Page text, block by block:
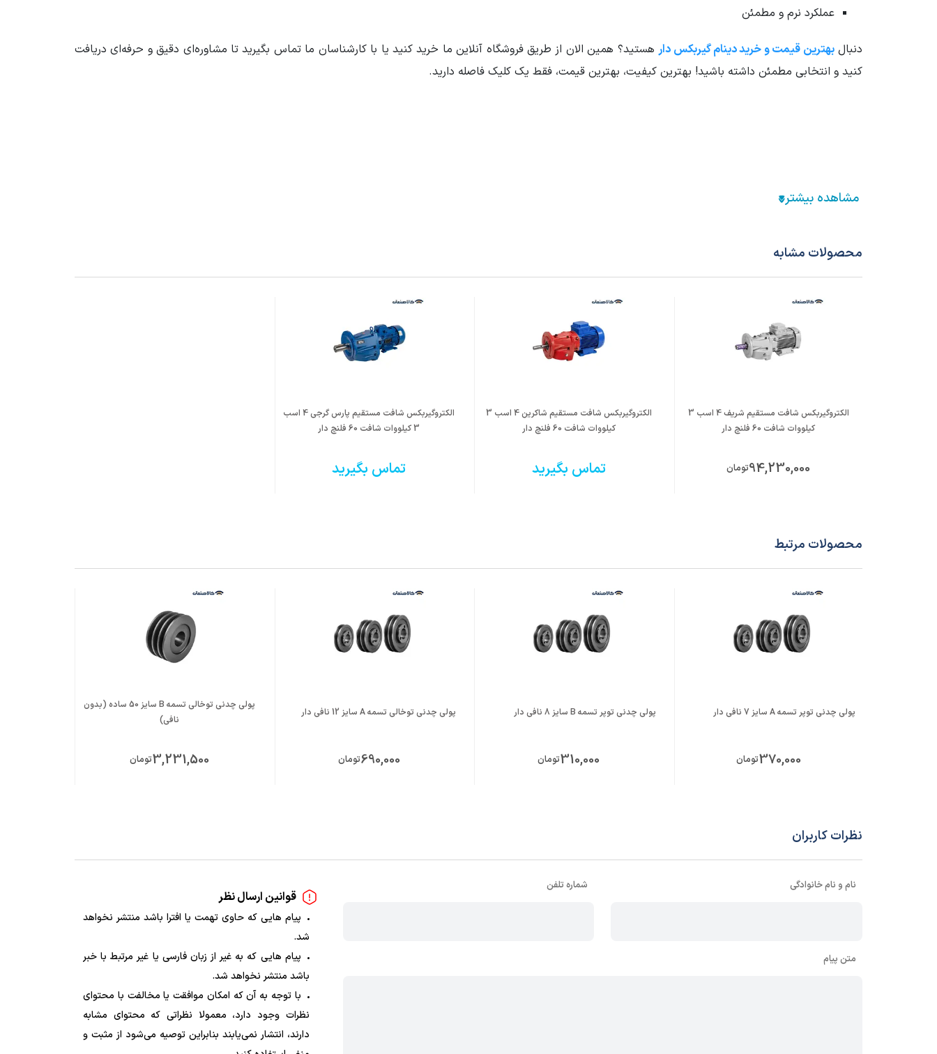
وزن محموله (گرم)
دور خروجی گیربکس (rpm) 31
,
40
,
50
,
63
,
80
,
100
,
125
,
160
,
200
,
250
,
315
400
عملکرد نرم و مطمئن
دنبالبهترین قیمت و خرید دینام گیربکس دار هستید؟ همین الان از طریق فروشگاه آنلاین ما خرید کنید یا با کارشناسان ما تماس بگیرید تا مشاوره‌ای دقیق و حرفه‌ای دریافت
کنید و انتخابی مطمئن داشته باشید! بهترین کیفیت، بهترین قیمت، فقط یک کلیک فاصله دارید.
محصولات مشابه
الکتروگیربکس شافت مستقیم شریف 4 اسب 3
کیلووات شافت 60 فلنچ دار
94,230,000تومان
الکتروگیربکس شافت مستقیم شاکرین 4 اسب 3
کیلووات شافت 60 فلنچ دار
تماس بگیرید
الکتروگیربکس شافت مستقیم پارس گرجی 4 اسب
3 کیلووات شافت 60 فلنچ دار
تماس بگیرید
محصولات مرتبط
پولی چدنی توپر تسمه A سایز 7 نافی دار
370,000تومان
پولی چدنی توپر تسمه B سایز 8 نافی دار
310,000تومان
پولی چدنی توخالی تسمه A سایز 12 نافی دار
690,000تومان
پولی چدنی توخالی تسمه B سایز 50 ساده (بدون
نافی)
3,231,500تومان
نظرات کاربران
قوانین ارسال نظر
پیام هایی که حاوی تهمت یا افترا باشد منتشر نخواهد
شد.
پیام هایی که به غیر از زبان فارسی یا غیر مرتبط با خبر
باشد منتشر نخواهد شد.
با توجه به آن که امکان موافقت یا مخالفت با محتوای
نظرات وجود دارد، معمولا نظراتی که محتوای مشابه
دارند، انتشار نمی‌یابند بنابراین توصیه می‌شود از مثبت و
نام و نام خانوادگی شماره تلفن
متن پیام